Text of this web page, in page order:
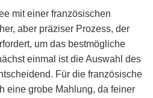
mit einer französischen
aber präziser Prozess, der
um das bestmögliche
einmal ist die Auswahl des
Für die französische
eine grobe Mahlung, da feiner